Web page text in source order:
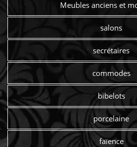
Meubles anciens et
salons
secrétaires
commodes
bibelots
porcelaine
faïence